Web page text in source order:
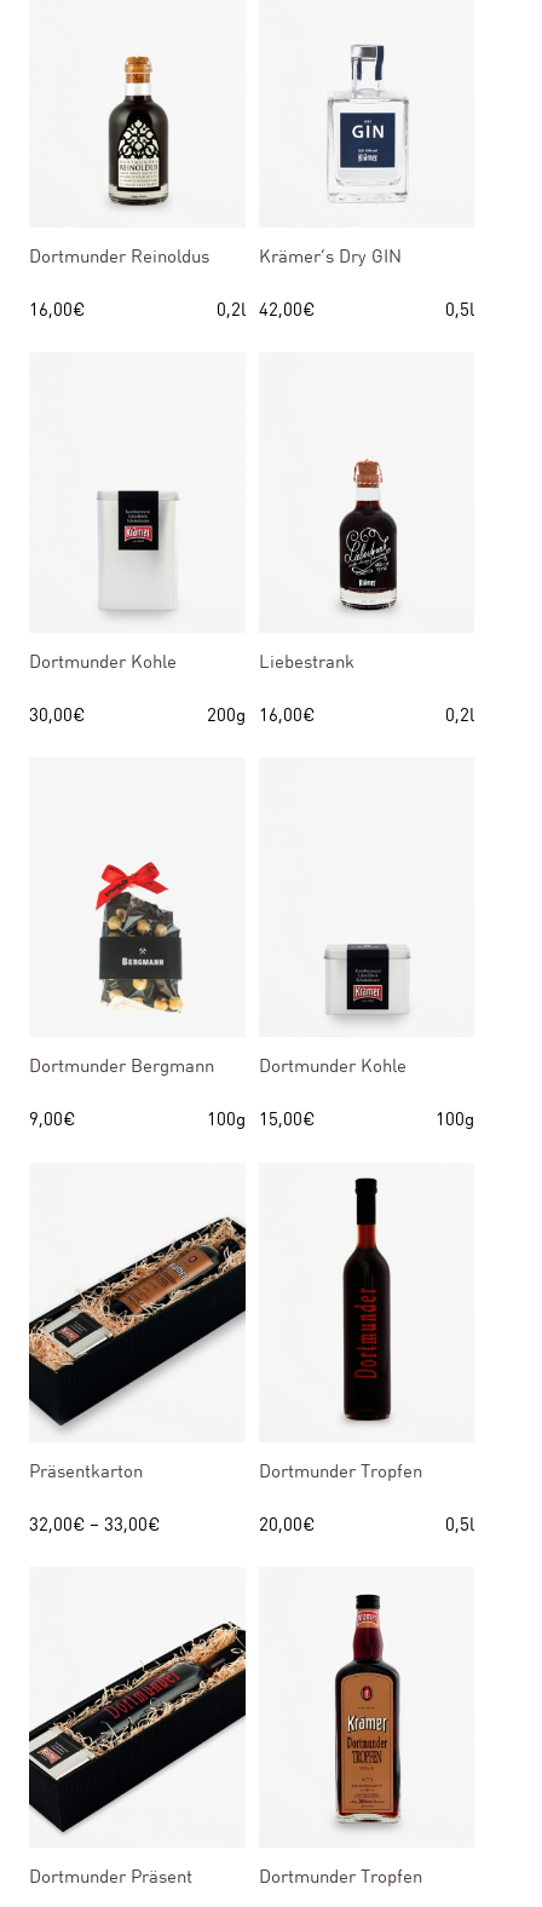
Dortmunder Reinoldus
16,00€ 0,2l
Krämer’s Dry GIN
42,00€ 0,5l
Dortmunder Kohle
30,00€ 200g
Liebestrank
16,00€ 0,2l
Dortmunder Bergmann
9,00€ 100g
Dortmunder Kohle
15,00€ 100g
Präsentkarton
32,00€ –33,00€
Dortmunder Tropfen
20,00€ 0,5l
Dortmunder Präsent Dortmunder Tropfen